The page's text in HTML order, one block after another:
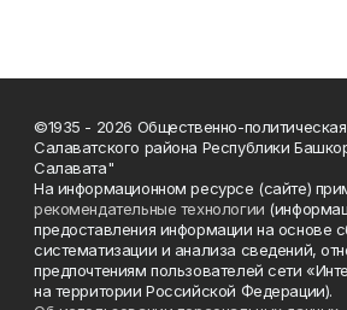
©1935 - 2026 Общественно-политическая
Салаватского района Республики
Салавата"
На информационном ресурсе (сайте)
рекомендательные технологии
предоставления информации на основе
систематизации и анализа сведений,
предпочтениям пользователей сети
на территории Российской Федерации).